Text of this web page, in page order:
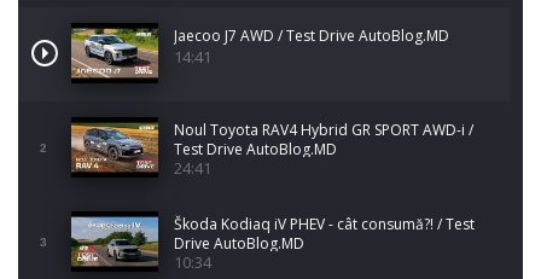
Jaecoo J7 AWD / Test Drive AutoBlog.MD
14:41
2
Noul Toyota RAV4 Hybrid GR SPORT AWD-i /
Test Drive AutoBlog.MD
24:41
3
Škoda Kodiaq iV PHEV - cât consumă?! / Test
Drive AutoBlog.MD
10:34